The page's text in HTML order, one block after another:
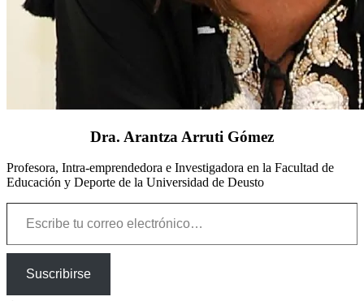
Dra. Arantza Arruti Gómez
Profesora, Intra-emprendedora e Investigadora en la Facultad de
Educación y Deporte de la Universidad de Deusto
Escribe tu correo electrónico…
Suscribirse